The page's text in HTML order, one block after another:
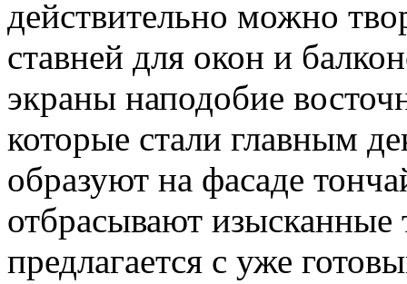
действительно можно
ставней для окон и
экраны наподобие
которые стали главным
образуют на фасаде
отбрасывают изысканные
предлагается с уже